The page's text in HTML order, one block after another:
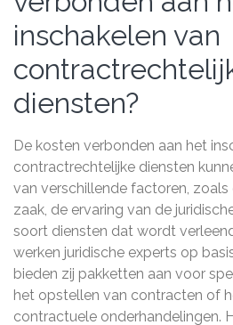
inschakelen van
diensten?
De kosten verbonden aan het
contractrechtelijke diensten
van verschillende factoren,
zaak, de ervaring van de
soort diensten dat wordt
werken juridische experts op
bieden zij pakketten aan voor
het opstellen van contracten of
contractuele onderhandelingen.